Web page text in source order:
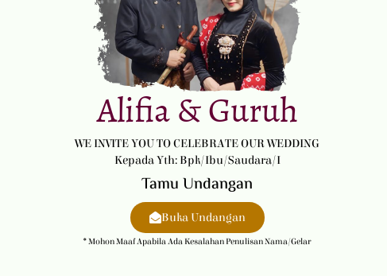
Alifia & Guruh
WE INVITE YOU TO CELEBRATE OUR WEDDING
Kepada Yth: Bpk/Ibu/Saudara/i
Tamu Undangan
Buka Undangan
* Mohon Maaf Apabila Ada Kesalahan Penulisan Nama/gelar